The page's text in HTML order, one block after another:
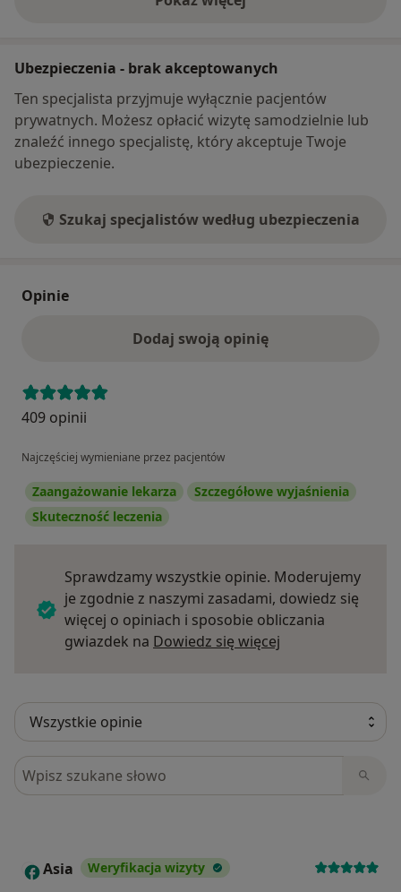
o adresie
Ubezpieczenia - brak akceptowanych
Ten specjalista przyjmuje wyłącznie pacjentów
prywatnych. Możesz opłacić wizytę samodzielnie lub
znaleźć innego specjalistę, który akceptuje Twoje
ubezpieczenie.
Szukaj specjalistów według ubezpieczenia
Opinie
Dodaj swoją opinię
409 opinii
Najczęściej wymieniane przez pacjentów
Zaangażowanie lekarza
Szczegółowe wyjaśnienia
Skuteczność leczenia
Sprawdzamy wszystkie opinie. Moderujemy
je zgodnie z naszymi zasadami, dowiedz się
więcej o opiniach i sposobie obliczania
gwiazdek na Dowiedz się więcej
Szukaj w opiniach
A Asia Weryfikacja wizyty